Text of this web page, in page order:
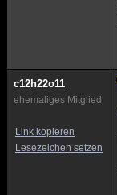
c12h22o11
ehemaliges Mitglied
Link kopieren
Lesezeichen setzen